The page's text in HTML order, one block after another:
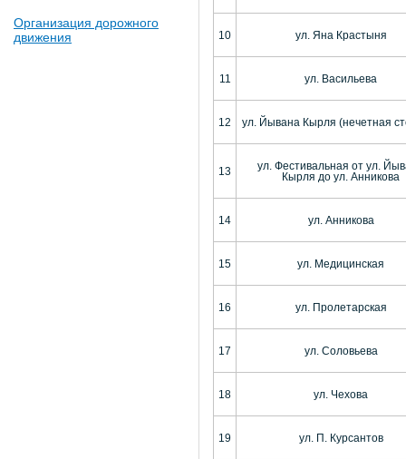
Организация дорожного
движения
10 ул. Яна Крастыня
11 ул. Васильева
12 ул. Йывана Кырля (нечетная
13
ул. Фестивальная от ул.
Кырля до ул. Анникова
14 ул. Анникова
15 ул. Медицинская
16 ул. Пролетарская
17 ул. Соловьева
18 ул. Чехова
19 ул. П. Курсантов